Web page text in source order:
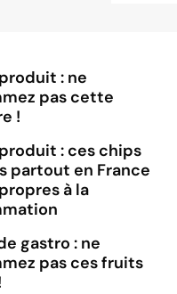
: ne
pas cette
!
: ces chips
partout en France
à la
gastro : ne
pas ces fruits